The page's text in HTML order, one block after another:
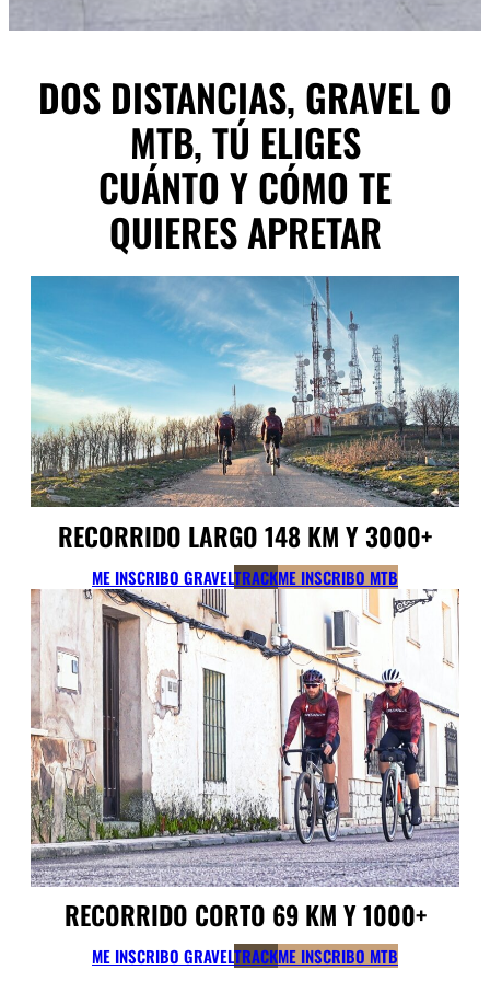
DOS DISTANCIAS, GRAVEL O
MTB, TÚ ELIGES
CUÁNTO Y CÓMO TE
QUIERES APRETAR
RECORRIDO LARGO 148 KM Y 3000+
ME INSCRIBO GRAVELTRACKME INSCRIBO MTB
RECORRIDO CORTO 69 KM Y 1000+
ME INSCRIBO GRAVELTRACKME INSCRIBO MTB